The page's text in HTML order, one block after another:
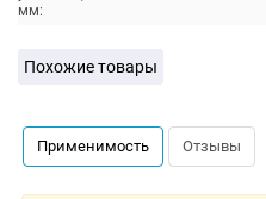
мм:
Похожие товары
Применимость Отзывы